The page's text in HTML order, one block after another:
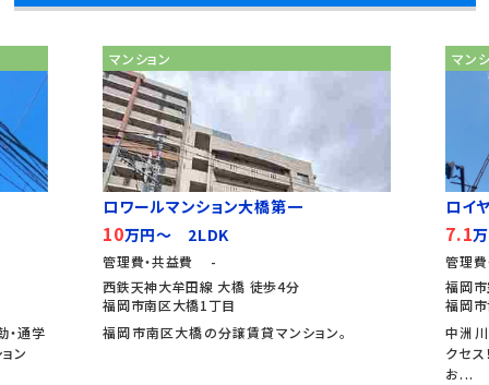
・通学
ン
マンション
ロワールマンション大橋第一
10万円～ 2LDK
管理費・共益費 -
西鉄天神大牟田線 大橋 徒歩4分
福岡市南区大橋1丁目
福岡市南区大橋の分譲賃貸マンション。
マン
ロイ
7.1
管理
福岡
福岡
中洲
クセ
お...